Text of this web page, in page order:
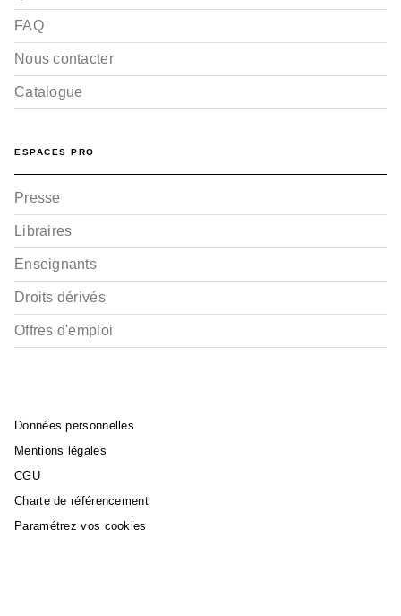
FAQ
Nous contacter
Catalogue
ESPACES PRO
Presse
Libraires
Enseignants
Droits dérivés
Offres d'emploi
Données personnelles
Mentions légales
CGU
Charte de référencement
Paramétrez vos cookies